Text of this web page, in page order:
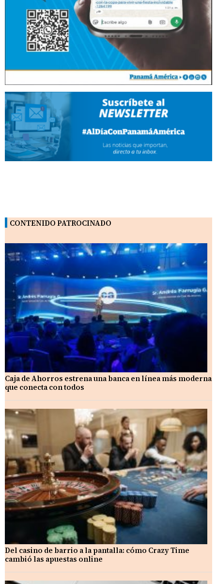
CONTENIDO PATROCINADO
Caja de Ahorros estrena una banca en línea más moderna
que conecta con todos
Del casino de barrio a la pantalla: cómo Crazy Time
cambió las apuestas online